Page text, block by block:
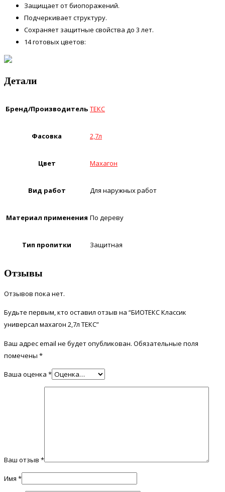
Защищает от биопоражений.
Подчеркивает структуру.
Сохраняет защитные свойства до 3 лет.
14 готовых цветов:
Детали
Бренд/Производитель ТЕКС
Фасовка 2,7л
Цвет Махагон
Вид работ Для наружных работ
Материал применения По дереву
Тип пропитки Защитная
Отзывы
Отзывов пока нет.
Будьте первым, кто оставил отзыв на “БИОТЕКС Классик
универсал махагон 2,7л ТЕКС”
Ваш адрес email не будет опубликован. Обязательные поля
помечены *
Ваша оценка *
Ваш отзыв *
Имя *